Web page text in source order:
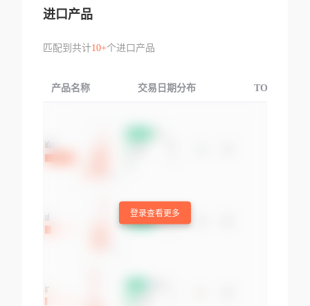
进口产品
匹配到共计10+个进口产品
产品名称 交易日期分布 TOP3交易国
登录查看更多